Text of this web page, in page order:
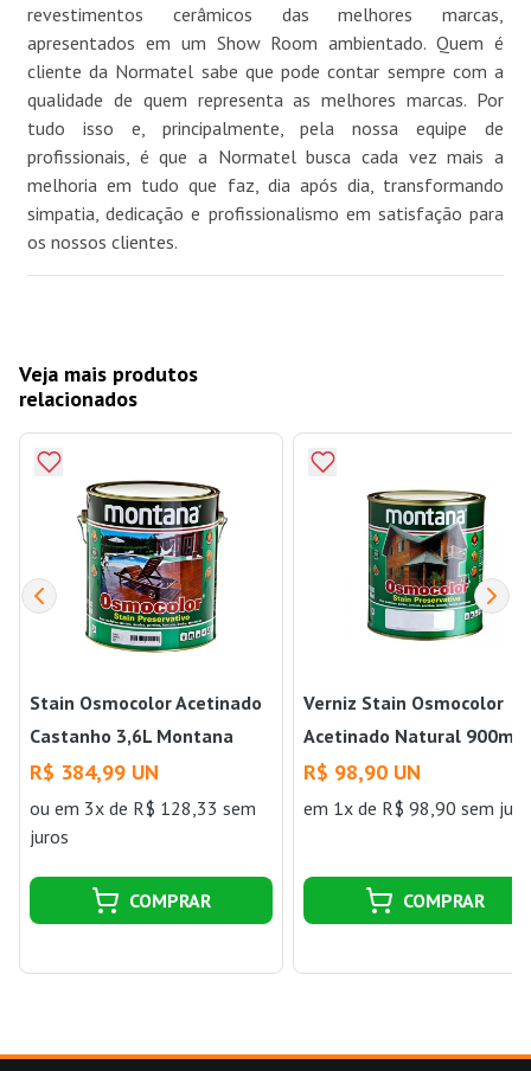
revestimentos cerâmicos das melhores marcas,
apresentados em um Show Room ambientado. Quem é
cliente da Normatel sabe que pode contar sempre com a
qualidade de quem representa as melhores marcas. Por
tudo isso e, principalmente, pela nossa equipe de
profissionais, é que a Normatel busca cada vez mais a
melhoria em tudo que faz, dia após dia, transformando
simpatia, dedicação e profissionalismo em satisfação para
os nossos clientes.
Veja mais produtos
relacionados
Stain Osmocolor Acetinado
Castanho 3,6L Montana
Quimica
R$ 384,99 UN
ou em 3x de R$ 128,33 sem
juros
COMPRAR
Verniz Stain Osmocolor
Acetinado Natural 900ml
Montana
R$ 98,90 UN
em 1x de R$ 98,90 sem
COMPRAR